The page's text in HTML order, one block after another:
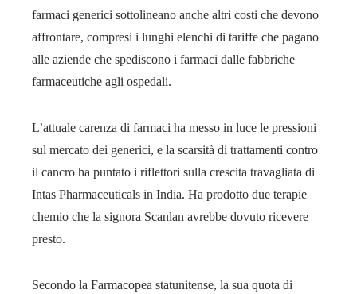
farmaci generici sottolineano anche altri costi che devono
affrontare, compresi i lunghi elenchi di tariffe che pagano
alle aziende che spediscono i farmaci dalle fabbriche
farmaceutiche agli ospedali.
L’attuale carenza di farmaci ha messo in luce le pressioni
sul mercato dei generici, e la scarsità di trattamenti contro
il cancro ha puntato i riflettori sulla crescita travagliata di
Intas Pharmaceuticals in India. Ha prodotto due terapie
chemio che la signora Scanlan avrebbe dovuto ricevere
presto.
Secondo la Farmacopea statunitense, la sua quota di